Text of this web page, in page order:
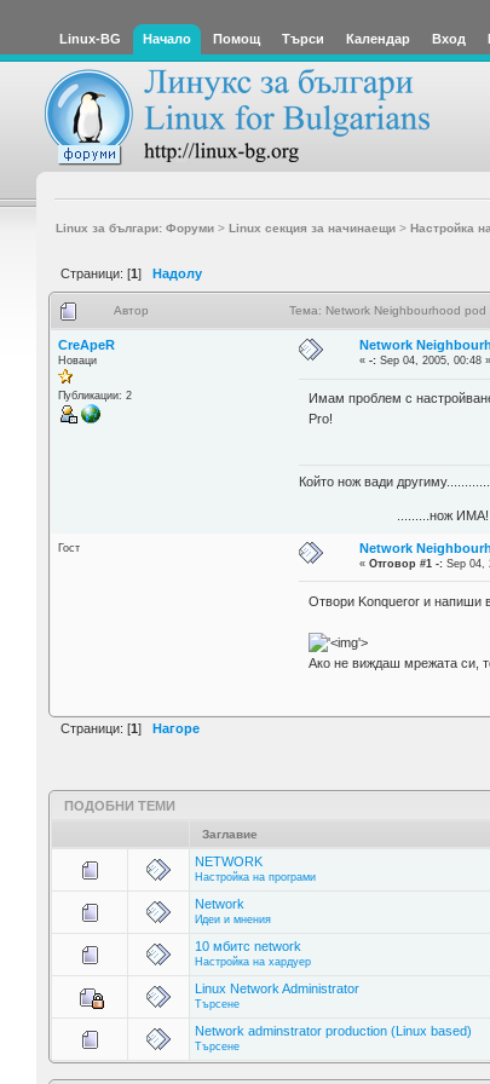
Linux-BG Начало Помощ Търси Календар Вход
Linux за българи: Форуми> Linux секция за начинаещи> Настройка
Страници: [1] Надолу
Автор Тема: Network Neighbourhood
CreApeR
Новаци
Публикации: 2
Network
«-: Sep 04, 2005, 00:48 »
Имам проблем с
Pro!
Който нож вади другиму............
.........нож ИМА!
Гост Network
«Отговор #1 -: Sep 04,
Отвори Konqueror и напиши
'>
Ако не виждаш мрежата си,
Страници: [1] Нагоре
ПОДОБНИ ТЕМИ
Заглавие
NETWORK
Настройка на програми
Network
Идеи и мнения
10 мбитс network
Настройка на хардуер
Linux Network Administrator
Търсене
Network adminstrator production (Linux based)
Търсене